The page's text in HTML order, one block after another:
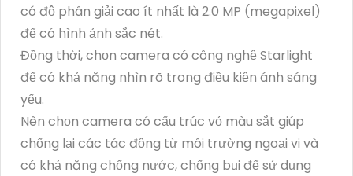
có độ phân giải cao ít nhất là 2.0 MP (megapixel)
để có hình ảnh sắc nét.
Đồng thời, chọn camera có công nghệ Starlight
để có khả năng nhìn rõ trong điều kiện ánh sáng
yếu.
Nên chọn camera có cấu trúc vỏ màu sắt giúp
chống lại các tác động từ môi trường ngoại vi và
có khả năng chống nước, chống bụi để sử dụng